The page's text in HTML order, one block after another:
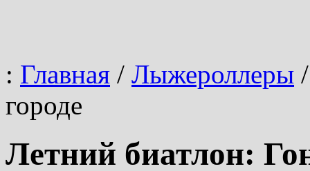
: Главная / Лыжероллеры /
городе
Летний биатлон: